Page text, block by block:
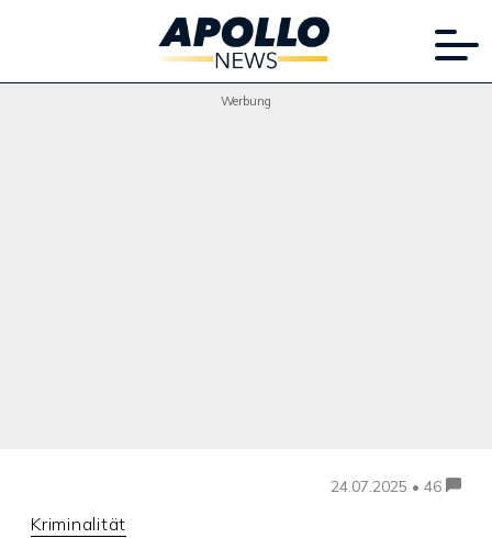
Werbung
24.07.2025 • 46
Kriminalität